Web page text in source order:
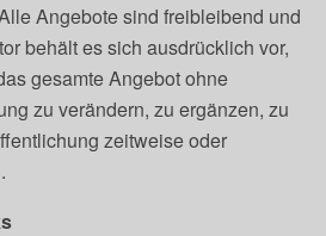
Angebote sind freibleibend und
behält es sich ausdrücklich vor,
gesamte Angebot ohne
zu verändern, zu ergänzen, zu
zeitweise oder